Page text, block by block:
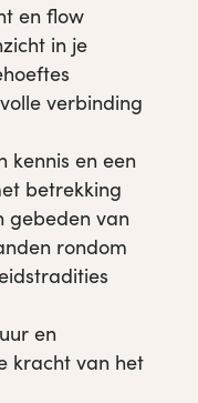
en flow
in je
verbinding
kennis en een
betrekking
gebeden van
rondom
en
kracht van het